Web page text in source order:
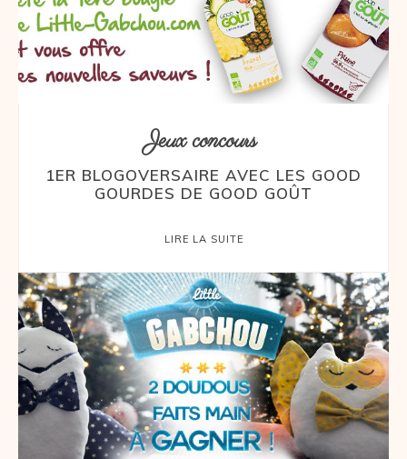
Jeux concours
1ER BLOGOVERSAIRE AVEC LES GOOD
GOURDES DE GOOD GOÛT
LIRE LA SUITE